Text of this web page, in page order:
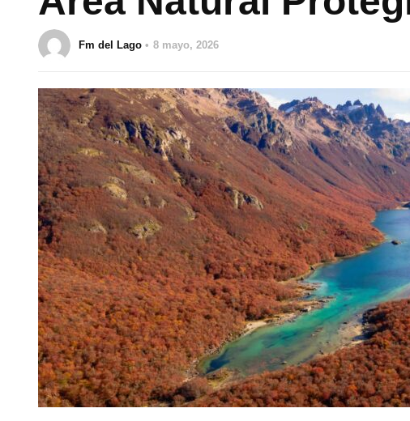
Fm del Lago 8 mayo, 2026